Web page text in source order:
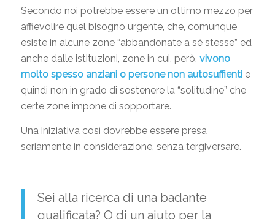
Secondo noi potrebbe essere un ottimo mezzo per
affievolire quel bisogno urgente, che, comunque
esiste in alcune zone “abbandonate a sé stesse” ed
anche dalle istituzioni, zone in cui, però, vivono
molto spesso anziani o persone non autosuffientie
quindi non in grado di sostenere la “solitudine” che
certe zone impone di sopportare.
Una iniziativa così dovrebbe essere presa
seriamente in considerazione, senza tergiversare.
Sei alla ricerca di una badante
qualificata? O di un aiuto per la